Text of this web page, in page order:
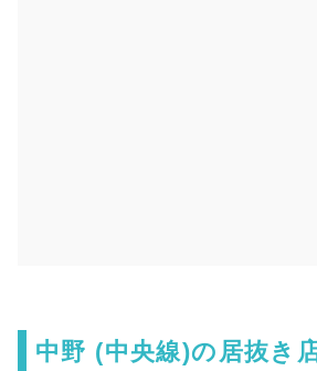
中野 (中央線)の居抜き